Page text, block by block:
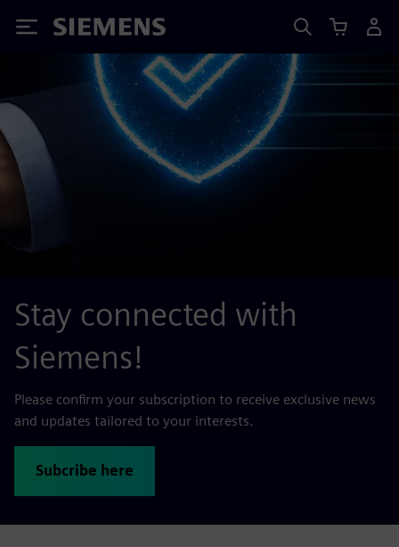
Siemens
Stay connected with
Siemens!
Please confirm your subscription to receive exclusive news
and updates tailored to your interests.
Subcribe here